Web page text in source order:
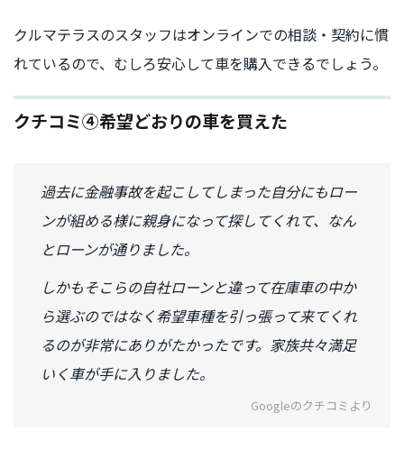
クルマテラスのスタッフはオンラインでの相談・契約に慣
れているので、むしろ安心して車を購入できるでしょう。
クチコミ④希望どおりの車を買えた
過去に金融事故を起こしてしまった自分にもロー
ンが組める様に親身になって探してくれて、なん
とローンが通りました。
しかもそこらの自社ローンと違って在庫車の中か
ら選ぶのではなく希望車種を引っ張って来てくれ
るのが非常にありがたかったです。家族共々満足
いく車が手に入りました。
Googleのクチコミより